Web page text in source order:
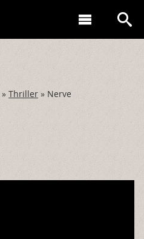
» Thriller » Nerve